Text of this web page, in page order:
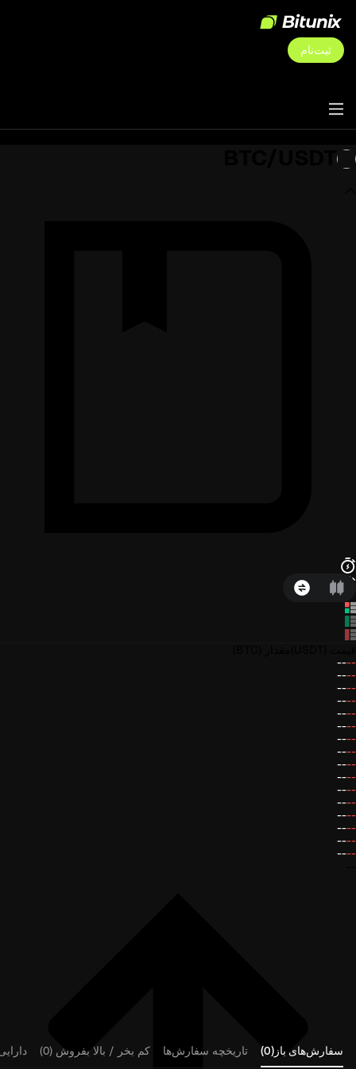
ثبت‌نام
--
--
--
--
--
--
--
--
--
--
--
--
--
--
--
--
--
--
--
--
--
--
--
--
--
--
--
--
--
--
--
--
سفارش‌های باز(0) تاریخچه سفارش‌ها کم بخر / بالا بفروش (0)